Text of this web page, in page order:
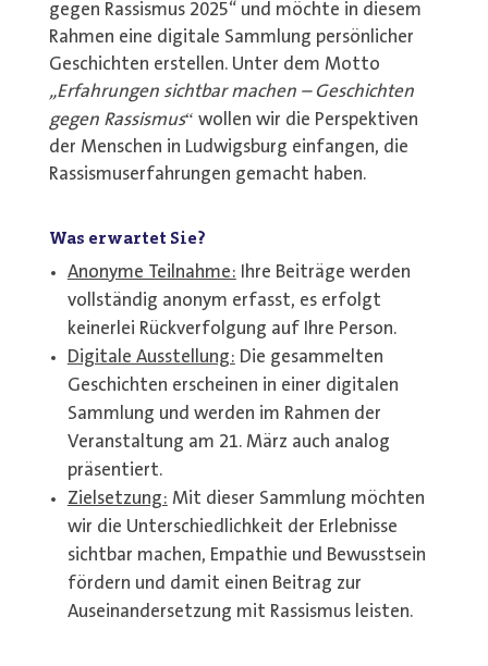
gegen Rassismus 2025“ und möchte in diesem
Rahmen eine digitale Sammlung persönlicher
Geschichten erstellen. Unter dem Motto
„Erfahrungen sichtbar machen – Geschichten
gegen Rassismus“ wollen wir die Perspektiven
der Menschen in Ludwigsburg einfangen, die
Rassismuserfahrungen gemacht haben.
Was erwartet Sie?
Anonyme Teilnahme: Ihre Beiträge werden
vollständig anonym erfasst, es erfolgt
keinerlei Rückverfolgung auf Ihre Person.
Digitale Ausstellung: Die gesammelten
Geschichten erscheinen in einer digitalen
Sammlung und werden im Rahmen der
Veranstaltung am 21. März auch analog
präsentiert.
Zielsetzung: Mit dieser Sammlung möchten
wir die Unterschiedlichkeit der Erlebnisse
sichtbar machen, Empathie und Bewusstsein
fördern und damit einen Beitrag zur
Auseinandersetzung mit Rassismus leisten.